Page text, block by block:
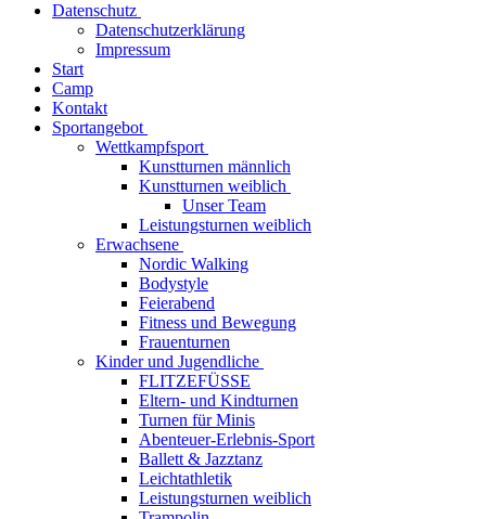
Datenschutz
Datenschutzerklärung
Impressum
Start
Camp
Kontakt
Sportangebot
Wettkampfsport
Kunstturnen männlich
Kunstturnen weiblich
Unser Team
Leistungsturnen weiblich
Erwachsene
Nordic Walking
Bodystyle
Feierabend
Fitness und Bewegung
Frauenturnen
Kinder und Jugendliche
FLITZEFÜSSE
Eltern- und Kindturnen
Turnen für Minis
Abenteuer-Erlebnis-Sport
Ballett & Jazztanz
Leichtathletik
Leistungsturnen weiblich